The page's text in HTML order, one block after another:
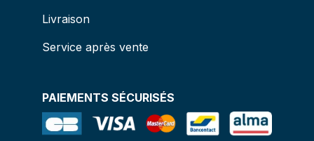
Livraison
Service après vente
PAIEMENTS SÉCURISÉS